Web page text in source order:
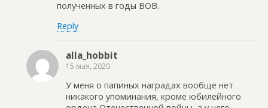
полученных в годы ВОВ.
Reply
alla_hobbit
15 мая, 2020
У меня о папиных наградах вообще нет
никакого упоминания, кроме юбилейного